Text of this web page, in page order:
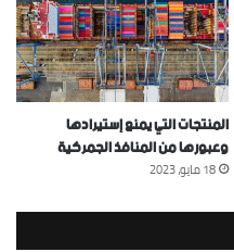
المنتجات التي يمنع إستيرادها
وعبورها من المنافذ الجمركية
18 مايو، 2023